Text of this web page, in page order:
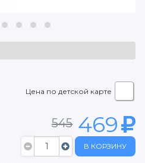
Цена по детской карте
545 469
В КОРЗИНУ